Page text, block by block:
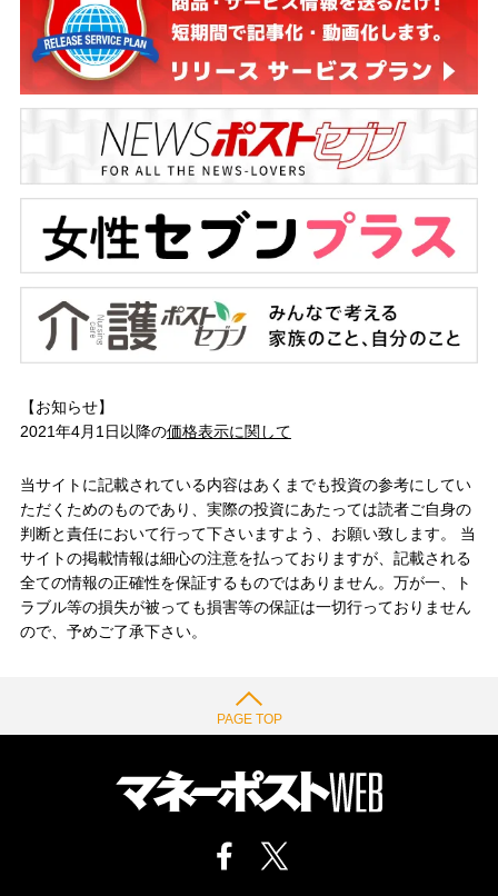
【お知らせ】
2021年4月1日以降の価格表示に関して
当サイトに記載されている内容はあくまでも投資の参考にしてい
ただくためのものであり、実際の投資にあたっては読者ご自身の
判断と責任において行って下さいますよう、お願い致します。 当
サイトの掲載情報は細心の注意を払っておりますが、記載される
全ての情報の正確性を保証するものではありません。万が一、ト
ラブル等の損失が被っても損害等の保証は一切行っておりません
ので、予めご了承下さい。
PAGE TOP